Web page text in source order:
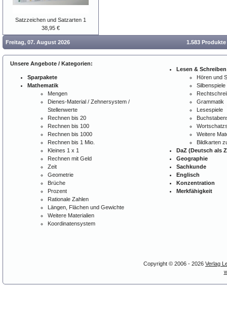
Satzzeichen und Satzarten 1
38,95 €
Freitag, 07. August 2026 1.583
Unsere Angebote / Kategorien:
Sparpakete
Mathematik
Mengen
Dienes-Material / Zehnersystem /
Stellenwerte
Rechnen bis 20
Rechnen bis 100
Rechnen bis 1000
Rechnen bis 1 Mio.
Kleines 1 x 1
Rechnen mit Geld
Zeit
Geometrie
Brüche
Prozent
Rationale Zahlen
Längen, Flächen und Gewichte
Weitere Materialien
Koordinatensystem
Lesen & Schreiben
Hören und
Silbenspiele
Grammatik
Lesespiele
Weitere
Bildkarten
DaZ (Deutsch als
Geographie
Sachkunde
Englisch
Konzentration
Merkfähigkeit
Copyright © 2006 - 2026 Verlag